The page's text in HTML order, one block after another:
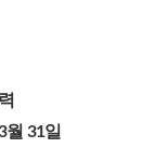
월 31일